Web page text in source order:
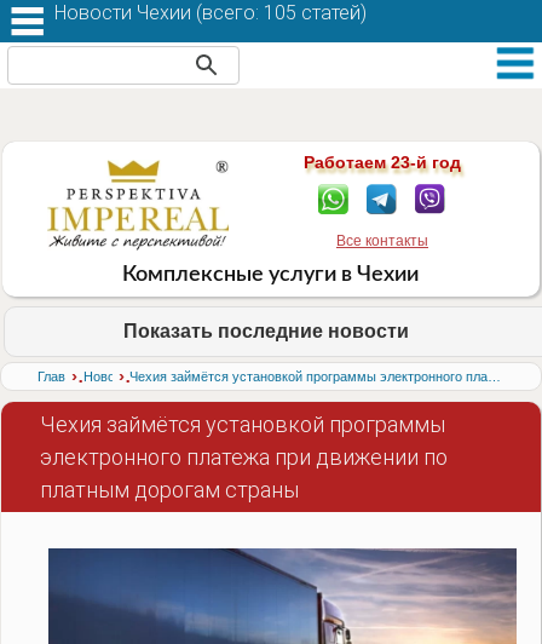
Работаем 23-й год
Все контакты
Комплексные услуги в Чехии
Показать последние новости
Главная›
Новости›
Чехия займётся установкой программы
электронного платежа при движении по
платным дорогам страны
Новости Чехии (всего: 105 статей)